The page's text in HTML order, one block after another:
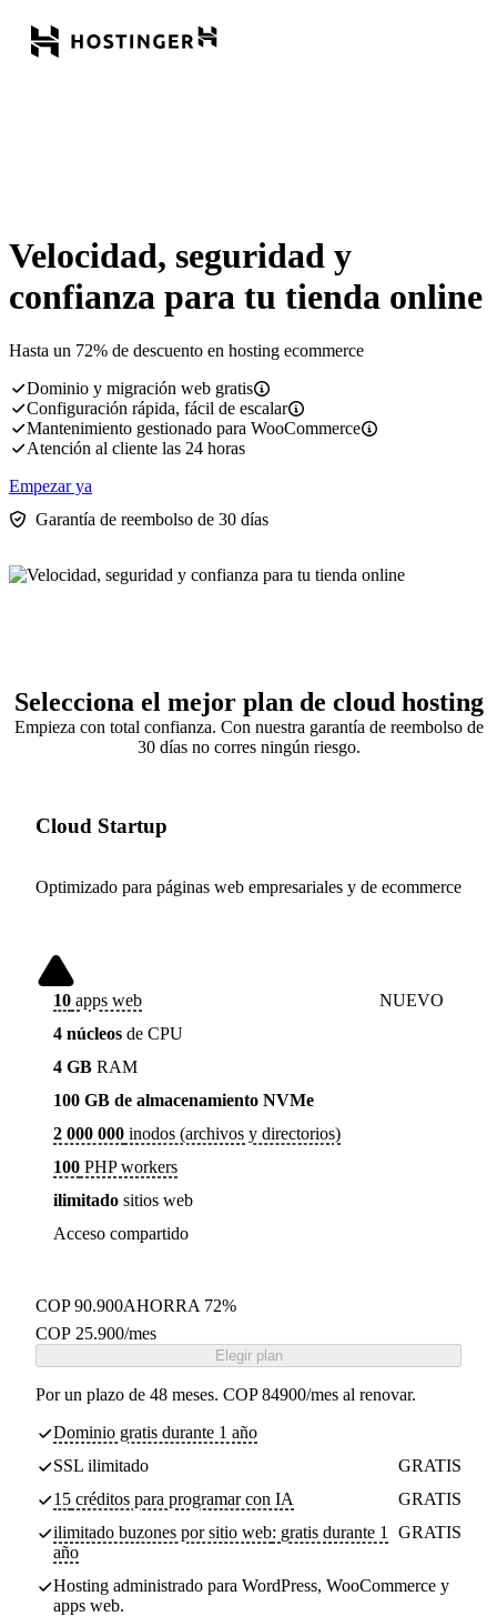
Velocidad, seguridad y
confianza para tu tienda online
Hasta un 72% de descuento en hosting ecommerce
Dominio y migración web gratis
Configuración rápida, fácil de escalar
Mantenimiento gestionado para WooCommerce
Atención al cliente las 24 horas
Empezar ya
Garantía de reembolso de 30 días
Selecciona el mejor plan de cloud hosting
Empieza con total confianza. Con nuestra garantía de reembolso de
30 días no corres ningún riesgo.
Cloud Startup
Optimizado para páginas web empresariales y de ecommerce
10 apps web
NUEVO
4 núcleos de CPU
4 GB RAM
100 GB de almacenamiento NVMe
2 000 000 inodos (archivos y directorios)
100 PHP workers
ilimitado sitios web
Acceso compartido
COP 90.900AHORRA 72%
COP 25.900/mes
Elegir plan
Por un plazo de 48 meses. COP 84900/mes al renovar.
Dominio gratis durante 1 año
SSL ilimitado
GRATIS
15 créditos para programar con IA
GRATIS
ilimitado buzones por sitio web: gratis durante 1
año
GRATIS
Hosting administrado para WordPress, WooCommerce y
apps web.